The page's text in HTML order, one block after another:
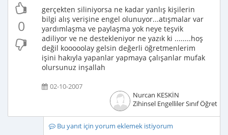
0
gerçekten siliniyorsa ne kadar yanlış kişilerin
bilgi alış verişine engel olunuyor...atışmalar var
yardımlaşma ve paylaşma yok neye teşvik
adiliyor ve ne destekleniyor ne yazık ki ........hoş
değil kooooolay gelsin değerli öğretmenlerim
işini hakıyla yapanlar yapmaya çalışanlar mufak
olursunuz inşallah
02-10-2007
Nurcan KESKİN
Zihinsel Engelliler Sınıf
Bu yanıt için yorum eklemek istiyorum